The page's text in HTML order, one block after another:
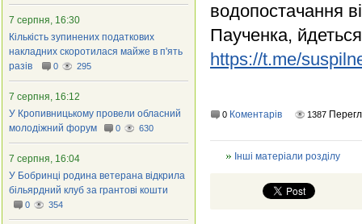
водопостачання
Паученка,
https://t.me/
0 Коментарів 1387
Інші матеріали розділу
7 серпня, 16:30
Кількість зупинених податкових
накладних скоротилася майже в п'ять
разів
0 295
7 серпня, 16:12
У Кропивницькому провели обласний
молодіжний форум
0 630
7 серпня, 16:04
У Бобринці родина ветерана відкрила
більярдний клуб за грантові кошти
0 354